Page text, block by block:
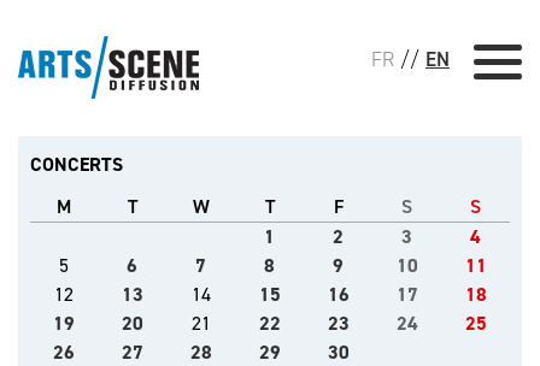
FR // EN
CONCERTS
M
T W T F S
S
1
2 3
4
5
6 7 8 9 10
11
12
13 14 15 16 17
18
19
20 21 22 23 24
25
26
27 28 29 30